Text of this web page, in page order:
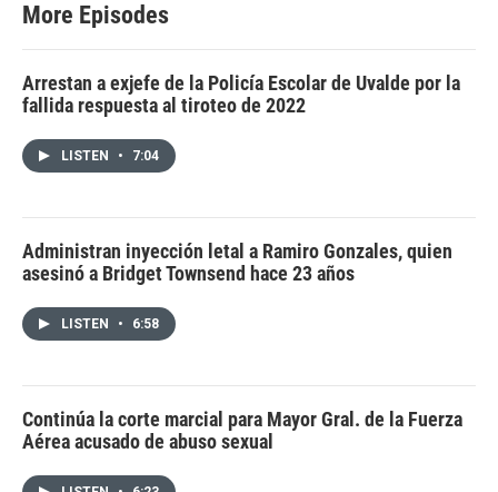
More Episodes
Arrestan a exjefe de la Policía Escolar de Uvalde por la
fallida respuesta al tiroteo de 2022
LISTEN • 7:04
Administran inyección letal a Ramiro Gonzales, quien
asesinó a Bridget Townsend hace 23 años
LISTEN • 6:58
Continúa la corte marcial para Mayor Gral. de la Fuerza
Aérea acusado de abuso sexual